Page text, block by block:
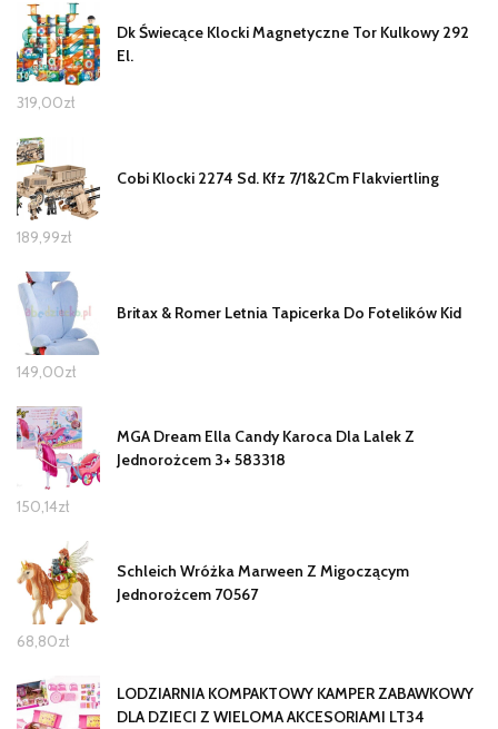
Dk Świecące Klocki Magnetyczne Tor Kulkowy 292
El.
319,00zł
Cobi Klocki 2274 Sd. Kfz 7/1&2Cm Flakviertling
189,99zł
Britax & Romer Letnia Tapicerka Do Fotelików Kid
149,00zł
MGA Dream Ella Candy Karoca Dla Lalek Z
Jednorożcem 3+ 583318
150,14zł
Schleich Wróżka Marween Z Migoczącym
Jednorożcem 70567
68,80zł
LODZIARNIA KOMPAKTOWY KAMPER ZABAWKOWY
DLA DZIECI Z WIELOMA AKCESORIAMI LT34